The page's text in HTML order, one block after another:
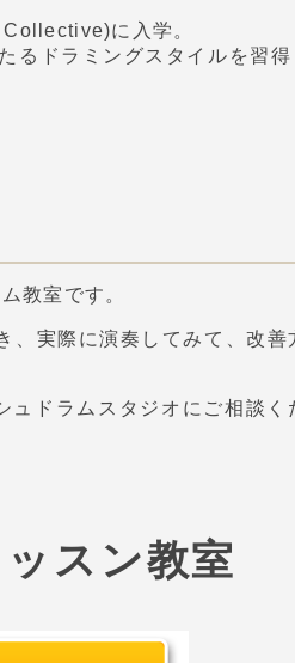
に入学。
るドラミングスタイルを習得
教室です。
、実際に演奏してみて、改善
ドラムスタジオにご相談く
スン教室